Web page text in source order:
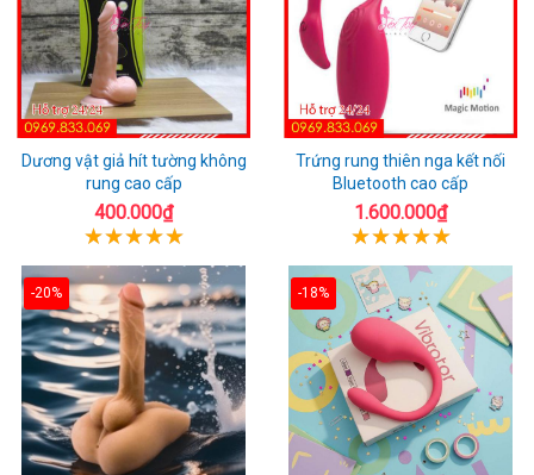
Dương vật giả hít tường không
rung cao cấp
400.000₫
Trứng rung thiên nga kết nối
Bluetooth cao cấp
1.600.000₫
-20% -18%